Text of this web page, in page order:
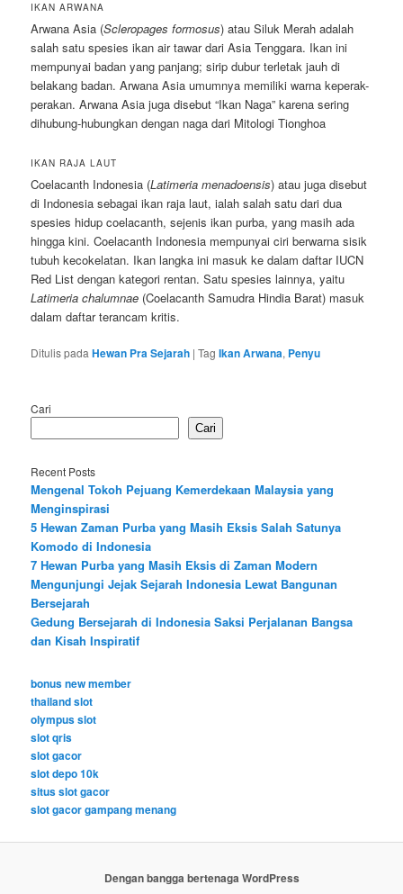
IKAN ARWANA
Arwana Asia (Scleropages formosus) atau Siluk Merah adalah
salah satu spesies ikan air tawar dari Asia Tenggara. Ikan ini
mempunyai badan yang panjang; sirip dubur terletak jauh di
belakang badan. Arwana Asia umumnya memiliki warna keperak-
perakan. Arwana Asia juga disebut “Ikan Naga” karena sering
dihubung-hubungkan dengan naga dari Mitologi Tionghoa
IKAN RAJA LAUT
Coelacanth Indonesia (Latimeria menadoensis) atau juga disebut
di Indonesia sebagai ikan raja laut, ialah salah satu dari dua
spesies hidup coelacanth, sejenis ikan purba, yang masih ada
hingga kini. Coelacanth Indonesia mempunyai ciri berwarna sisik
tubuh kecokelatan. Ikan langka ini masuk ke dalam daftar IUCN
Red List dengan kategori rentan. Satu spesies lainnya, yaitu
Latimeria chalumnae (Coelacanth Samudra Hindia Barat) masuk
dalam daftar terancam kritis.
Ditulis padaHewan Pra Sejarah |Tag Ikan Arwana, Penyu
Cari
Cari
Recent Posts
Mengenal Tokoh Pejuang Kemerdekaan Malaysia yang
Menginspirasi
5 Hewan Zaman Purba yang Masih Eksis Salah Satunya
Komodo di Indonesia
7 Hewan Purba yang Masih Eksis di Zaman Modern
Mengunjungi Jejak Sejarah Indonesia Lewat Bangunan
Bersejarah
Gedung Bersejarah di Indonesia Saksi Perjalanan Bangsa
dan Kisah Inspiratif
bonus new member
thailand slot
olympus slot
slot qris
slot gacor
slot depo 10k
situs slot gacor
slot gacor gampang menang
Dengan bangga bertenaga WordPress